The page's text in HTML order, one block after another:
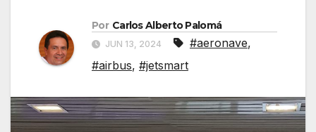
Por Carlos Alberto Palomá
JUN 13, 2024 #aeronave,
#airbus, #jetsmart